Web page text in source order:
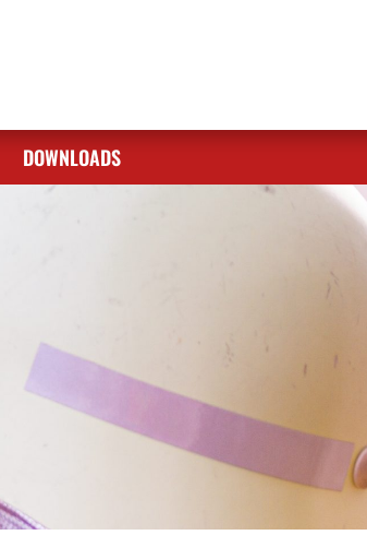
DOWNLOADS